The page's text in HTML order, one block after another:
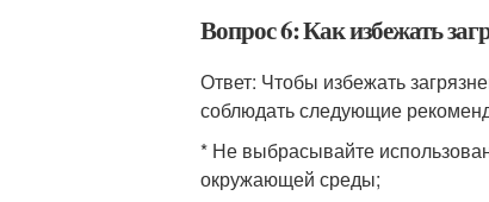
Вопрос 6: Как избежать
Ответ: Чтобы избежать
соблюдать следующие
* Не выбрасывайте
окружающей среды;